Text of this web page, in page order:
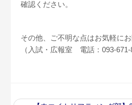
確認ください。
その他、ご不明な点はお気軽にお
（入試・広報室 電話：093-671-